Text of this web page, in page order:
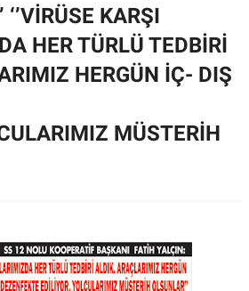
‘’VİRÜSE KARŞI
HER TÜRLÜ TEDBİRİ
HERGÜN İÇ- DIŞ
MÜSTERİH